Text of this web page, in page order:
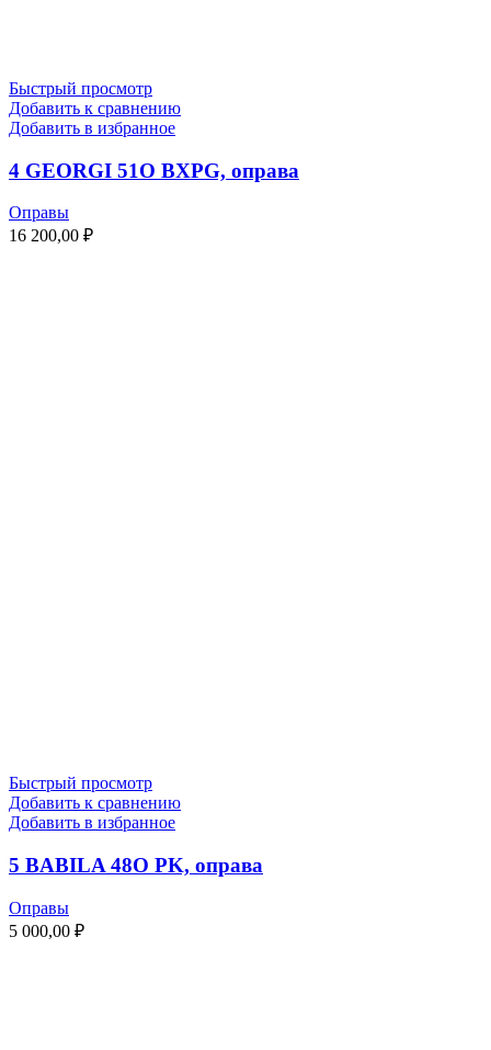
Быстрый просмотр
Добавить к сравнению
Добавить в избранное
4 GEORGI 51O BXPG, оправа
Оправы
16 200,00 ₽
Быстрый просмотр
Добавить к сравнению
Добавить в избранное
5 BABILA 48O PK, оправа
Оправы
5 000,00 ₽